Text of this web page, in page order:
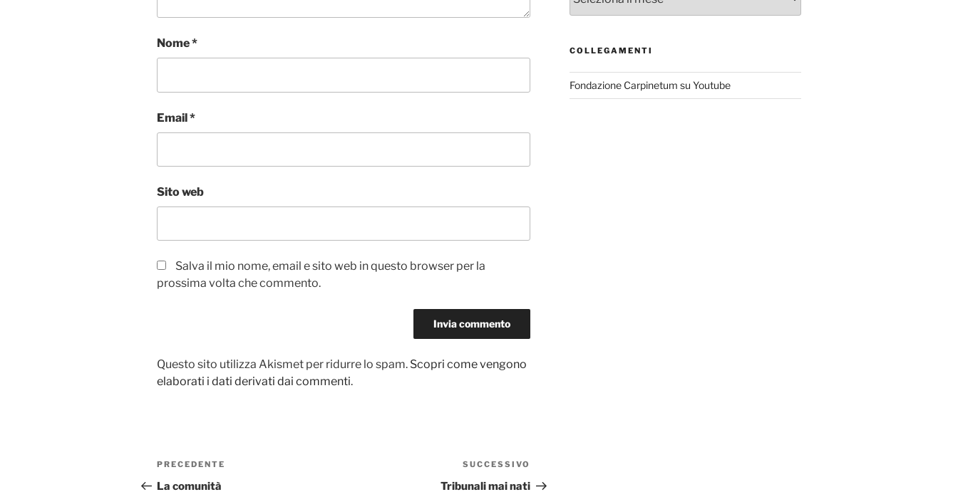
Nome*
Email*
Sito web
Salva il mio nome, email e sito web in questo browser per la
prossima volta che commento.
Questo sito utilizza Akismet per ridurre lo spam. Scopri come vengono
elaborati i dati derivati dai commenti.
Navigazione
articoli
Articolo
precedente:
PRECEDENTE
La comunità
successivo
SUCCESSIVO
Tribunali mai nati
COLLEGAMENTI
Fondazione Carpinetum su Youtube